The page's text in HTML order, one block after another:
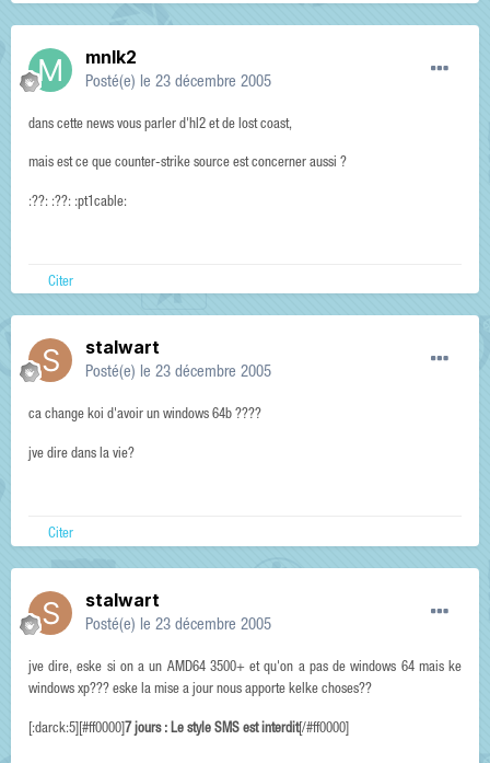
mnlk2
Posté(e) le 23 décembre 2005
dans cette news vous parler d'hl2 et de lost coast,
mais est ce que counter-strike source est concerner aussi ?
:??: :??: :pt1cable:
Citer
stalwart
Posté(e) le 23 décembre 2005
ca change koi d'avoir un windows 64b ????
jve dire dans la vie?
Citer
stalwart
Posté(e) le 23 décembre 2005
jve dire, eske si on a un AMD64 3500+ et qu'on a pas de windows 64 mais ke
windows xp??? eske la mise a jour nous apporte kelke choses??
[:darck:5][#ff0000] 7 jours : Le style SMS est interdit[/#ff0000]